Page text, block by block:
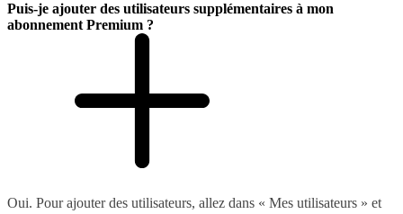
Puis-je ajouter des utilisateurs supplémentaires à mon
abonnement Premium ?
Oui. Pour ajouter des utilisateurs, allez dans « Mes utilisateurs » et